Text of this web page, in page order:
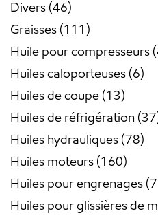
Divers 46
Graisses 111
Huile pour compresseurs
Huiles caloporteuses 6
Huiles de coupe 13
Huiles de réfrigération 37
Huiles hydrauliques 78
Huiles moteurs 160
Huiles pour engrenages
Huiles pour glissières de